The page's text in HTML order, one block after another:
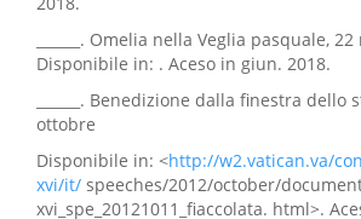
______. Omelia nella Veglia pasquale,
Disponibile in: . Aceso in giun. 2018.
______. Benedizione dalla finestra dello
ottobre
Disponibile in: <http://w2.vatican.va/
xvi/it/ speeches/2012/october/
xvi_spe_20121011_fiaccolata. html>.